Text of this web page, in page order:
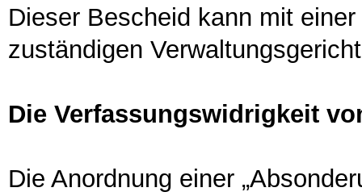
Dieser Bescheid kann mit
zuständigen
Die Verfassungswidrigkeit
Die Anordnung einer